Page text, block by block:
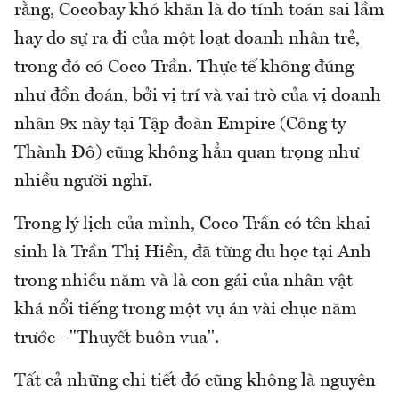
rằng, Cocobay khó khăn là do tính toán sai lầm
hay do sự ra đi của một loạt doanh nhân trẻ,
trong đó có Coco Trần. Thực tế không đúng
như đồn đoán, bởi vị trí và vai trò của vị doanh
nhân 9x này tại Tập đoàn Empire (Công ty
Thành Đô) cũng không hẳn quan trọng như
nhiều người nghĩ.
Trong lý lịch của mình, Coco Trần có tên khai
sinh là Trần Thị Hiền, đã từng du học tại Anh
trong nhiều năm và là con gái của nhân vật
khá nổi tiếng trong một vụ án vài chục năm
trước –"Thuyết buôn vua".
Tất cả những chi tiết đó cũng không là nguyên